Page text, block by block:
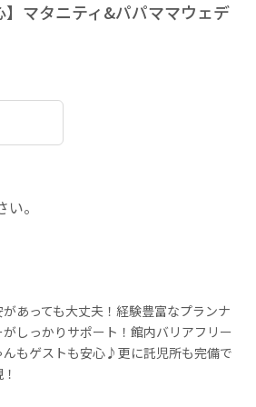
】マタニティ&パパママウェデ
。
あっても大丈夫！経験豊富なプランナ
しっかりサポート！館内バリアフリー
もゲストも安心♪更に託児所も完備で